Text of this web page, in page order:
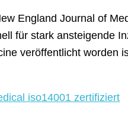
England Journal of
für stark ansteigende
veröffentlicht